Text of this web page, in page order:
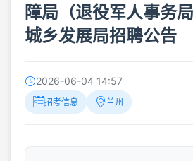
障局（退役军人事务
城乡发展局招聘公告
2026-06-04 14:57
招考信息 兰州